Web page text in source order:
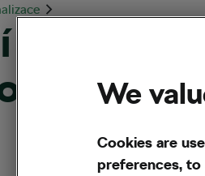
solární
We
Cookies are
preferences, to